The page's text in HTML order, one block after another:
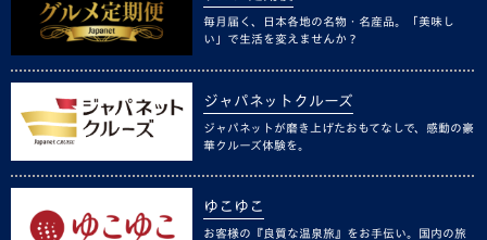
毎月届く、日本各地の名物・名産品。「美味し
い」で生活を変えませんか？
ジャパネットクルーズ
ジャパネットが磨き上げたおもてなしで、感動の豪
華クルーズ体験を。
ゆこゆこ
お客様の『良質な温泉旅』をお手伝い。国内の旅